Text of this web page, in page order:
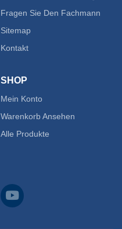
Fragen Sie Den Fachmann
Sitemap
Kontakt
SHOP
Mein Konto
Warenkorb Ansehen
Alle Produkte